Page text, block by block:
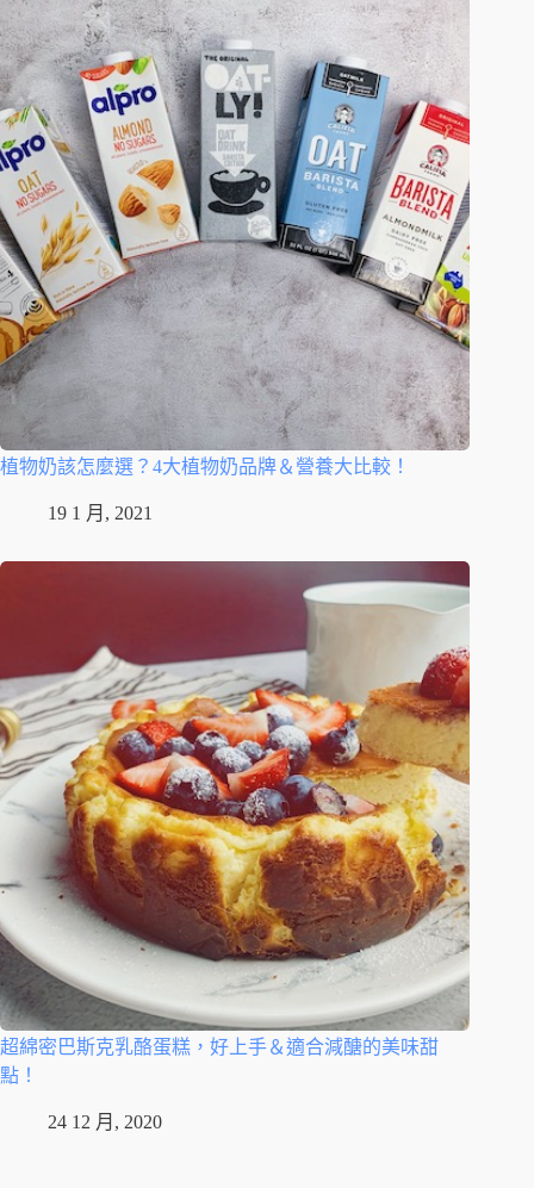
植物奶該怎麼選？4大植物奶品牌＆營養大比較！
19 1 月, 2021
超綿密巴斯克乳酪蛋糕，好上手＆適合減醣的美味甜
點！
24 12 月, 2020